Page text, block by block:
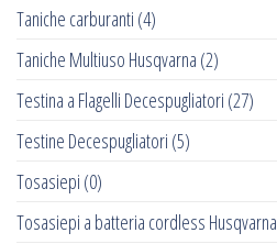
Taniche carburanti (4)
Taniche Multiuso Husqvarna (2)
Testina a Flagelli Decespugliatori (27)
Testine Decespugliatori (5)
Tosasiepi (0)
Tosasiepi a batteria cordless Husqvarna